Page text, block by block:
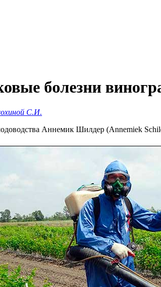
болезни
С.И.
Аннемик Шилдер (Annemiek